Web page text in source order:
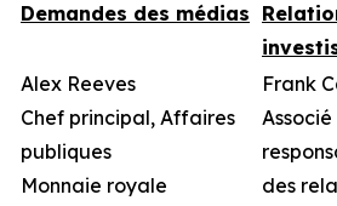
Demandes des médias
Alex Reeves
Chef principal, Affaires
publiques
Monnaie royale
Frank
des